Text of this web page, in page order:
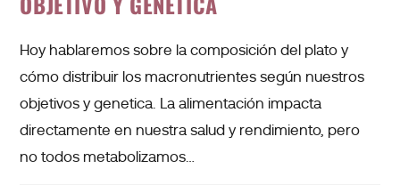
Hoy hablaremos sobre la composición del plato y
cómo distribuir los macronutrientes según nuestros
objetivos y genetica. La alimentación impacta
directamente en nuestra salud y rendimiento, pero
no todos metabolizamos…